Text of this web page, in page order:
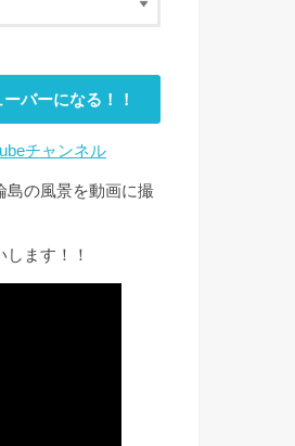
バーになる！！
チャンネル
島の風景を動画に撮
ます！！